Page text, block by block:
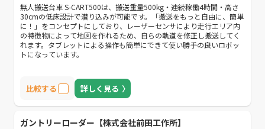
無人搬送台車 S-CART500は、搬送重量500kg・連続稼働4時間・高さ
30cmの低床設計で潜り込みが可能です。「搬送をもっと自由に、簡単
に！」をコンセプトにしており、レーザーセンサにより走行エリア内
の特徴物によって地図を作れるため、自らの軌道を修正し搬送してく
れます。タブレットによる操作も簡単にできて使い勝手の良いロボッ
トになっています。
比較する 詳しく見る
ガントリーローダー【株式会社前田工作所】